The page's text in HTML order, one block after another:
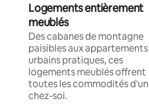
Logements entièrement
meublés
Des cabanes de montagne
paisibles aux appartements
urbains pratiques, ces
logements meublés offrent
toutes les commodités d'un
chez-soi.